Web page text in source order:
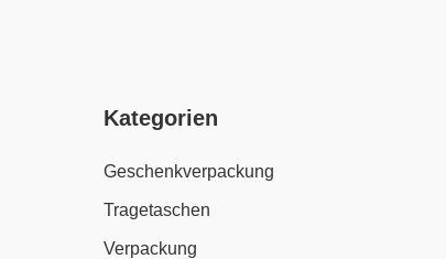
Kategorien
Geschenkverpackung
Tragetaschen
Verpackung